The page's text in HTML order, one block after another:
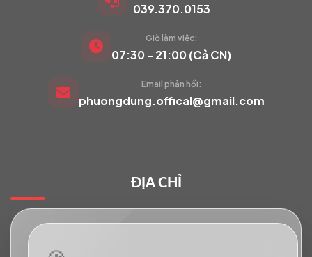
VIETCAM.VN
Đang trực tuyến
039.370.0153
Giờ làm việc:
07:30 - 21:00 (Cả CN)
Email phản hồi:
phuongdung.offical@gmail.com
ĐỊA CHỈ